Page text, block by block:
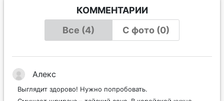
КОММЕНТАРИИ
Все (4)
С фото (0)
Алекс
Выглядит здорово! Нужно попробовать.